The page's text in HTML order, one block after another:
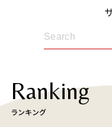
Ranking
ランキング